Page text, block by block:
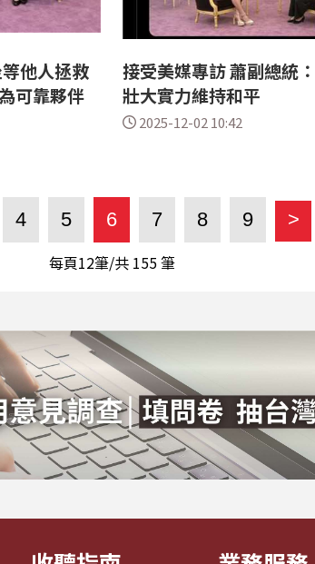
他人拯救
可靠夥伴
接受美媒專訪 蕭副總統
壯大實力維持和平
2025-12-02 10:42
4 5 6 7 8 9 >
每頁12筆/共 155筆